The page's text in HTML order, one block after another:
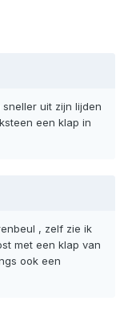
uit zijn lijden
een klap in
, zelf zie ik
met een klap van
ook een